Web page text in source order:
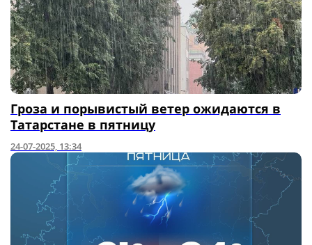
Гроза и порывистый ветер ожидаются в
Татарстане в пятницу
24-07-2025, 13:34